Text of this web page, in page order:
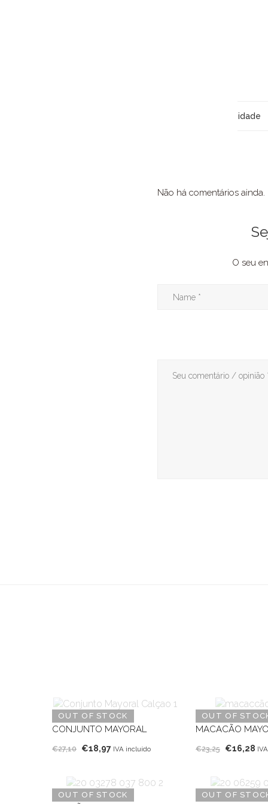
idade
Não há comentários ainda.
O seu
OUT OF STOCK
CONJUNTO MAYORAL
€27,10 O
era:
€18,97O
é:
IVA incluído
OUT OF
MACACÃO
€23,25 O
era:
€16,28 O
é:
OUT OF STOCK OUT OF